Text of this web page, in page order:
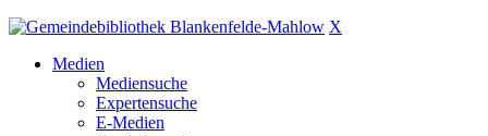
X
Medien
Mediensuche
Expertensuche
E-Medien